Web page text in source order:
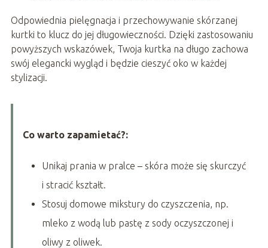
Odpowiednia pielęgnacja i przechowywanie skórzanej
kurtki to klucz do jej długowieczności. Dzięki zastosowaniu
powyższych wskazówek, Twoja kurtka na długo zachowa
swój elegancki wygląd i będzie cieszyć oko w każdej
stylizacji.
Co warto zapamietać?:
Unikaj prania w pralce – skóra może się skurczyć
i stracić kształt.
Stosuj domowe mikstury do czyszczenia, np.
mleko z wodą lub pastę z sody oczyszczonej i
oliwy z oliwek.